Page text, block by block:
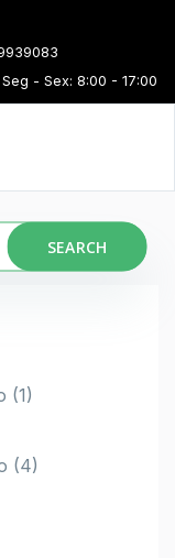
Seg - Sex: 8:00 - 17:00
SEARCH
(1)
(4)